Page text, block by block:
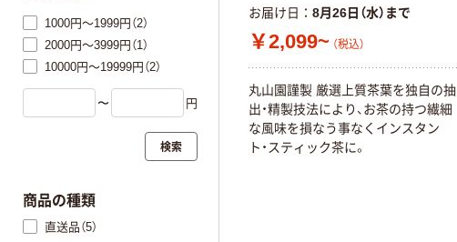
お届け日 8月26日（水）まで
￥2,099~ （税込）
丸山園謹製 厳選上質茶葉を独自の抽
出・精製技法により、お茶の持つ繊細
な風味を損なう事なくインスタン
ト・スティック茶に。
1000円～1999円（2）
2000円～3999円（1）
10000円～19999円（2）
〜 円
検索
商品の種類
直送品（5）